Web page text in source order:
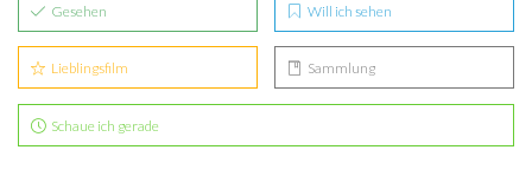
Gesehen Will ich sehen
Lieblingsfilm Sammlung
Schaue ich gerade